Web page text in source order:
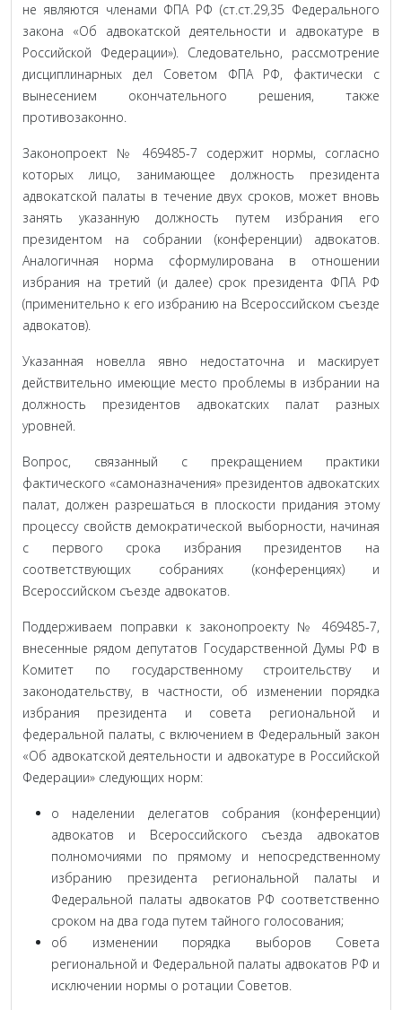
не являются членами ФПА РФ (ст.ст.29,35 Федерального
закона «Об адвокатской деятельности и адвокатуре в
Российской Федерации»). Следовательно, рассмотрение
дисциплинарных дел Советом ФПА РФ, фактически с
вынесением окончательного решения, также
противозаконно.
Законопроект № 469485-7 содержит нормы, согласно
которых лицо, занимающее должность президента
адвокатской палаты в течение двух сроков, может вновь
занять указанную должность путем избрания его
президентом на собрании (конференции) адвокатов.
Аналогичная норма сформулирована в отношении
избрания на третий (и далее) срок президента ФПА РФ
(применительно к его избранию на Всероссийском съезде
адвокатов).
Указанная новелла явно недостаточна и маскирует
действительно имеющие место проблемы в избрании на
должность президентов адвокатских палат разных
уровней.
Вопрос, связанный с прекращением практики
фактического «самоназначения» президентов адвокатских
палат, должен разрешаться в плоскости придания этому
процессу свойств демократической выборности, начиная
с первого срока избрания президентов на
соответствующих собраниях (конференциях) и
Всероссийском съезде адвокатов.
Поддерживаем поправки к законопроекту № 469485-7,
внесенные рядом депутатов Государственной Думы РФ в
Комитет по государственному строительству и
законодательству, в частности, об изменении порядка
избрания президента и совета региональной и
федеральной палаты, с включением в Федеральный закон
«Об адвокатской деятельности и адвокатуре в Российской
Федерации» следующих норм:
о наделении делегатов собрания (конференции)
адвокатов и Всероссийского съезда адвокатов
полномочиями по прямому и непосредственному
избранию президента региональной палаты и
Федеральной палаты адвокатов РФ соответственно
сроком на два года путем тайного голосования;
об изменении порядка выборов Совета
региональной и Федеральной палаты адвокатов РФ и
исключении нормы о ротации Советов.